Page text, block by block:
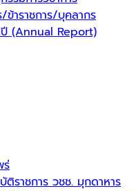
ข้าราชการ/บุคลากร
ปี (Annual Report)
ร่
ราชการ วชช. มุกดาหาร